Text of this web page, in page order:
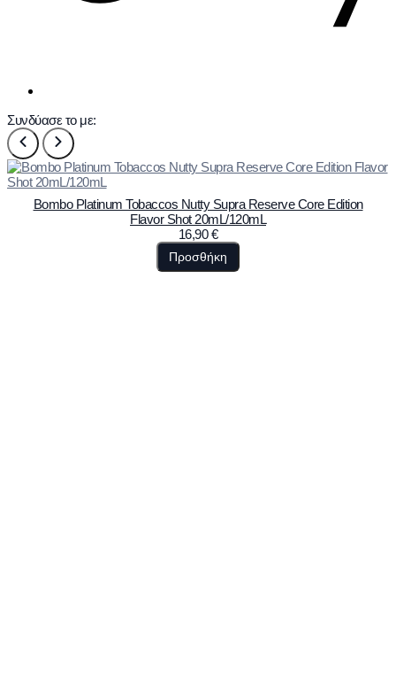
Συνδύασε το με:
Bombo Platinum Tobaccos Nutty Supra Reserve Core Edition
Flavor Shot 20mL/120mL
16,90€
Προσθήκη